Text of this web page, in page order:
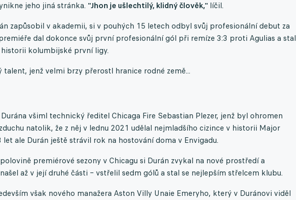
jeho jiná stránka. "Jhon je ušlechtilý, klidný člověk," líčil.
zapůsobil v akademii, si v pouhých 15 letech odbyl svůj profesionální debut za
dal dokonce svůj první profesionální gól při remíze 3:3 proti Agulias a stal
kolumbijské první ligy.
talent, jenž velmi brzy přerostl hranice rodné země...
všiml technický ředitel Chicaga Fire Sebastian Plezer, jenž byl ohromen
natolik, že z něj v lednu 2021 udělal nejmladšího cizince v historii Major
let ale Durán ještě strávil rok na hostování doma v Envigadu.
premiérové sezony v Chicagu si Durán zvykal na nové prostředí a
až v její druhé části – vstřelil sedm gólů a stal se nejlepším střelcem klubu.
však nového manažera Aston Villy Unaie Emeryho, který v Duránovi viděl